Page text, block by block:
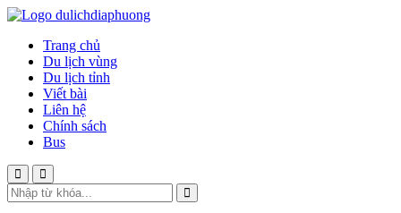
Trang chủ
Du lịch vùng
Du lịch tỉnh
Viết bài
Liên hệ
Chính sách
Bus